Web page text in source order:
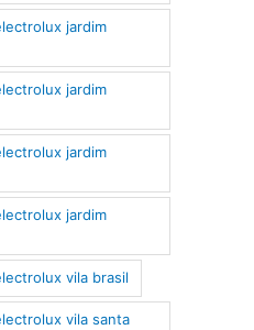
jardim
jardim
jardim
jardim
vila brasil
vila santa